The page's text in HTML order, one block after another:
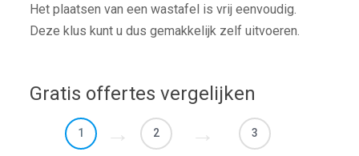
Het plaatsen van een wastafel is vrij eenvoudig.
Deze klus kunt u dus gemakkelijk zelf uitvoeren.
Gratis offertes vergelijken
1 2 3